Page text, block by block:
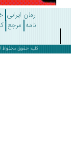
رمان ایرانی خاطره،
مرجع
کلیه حقوق محفوظ است و